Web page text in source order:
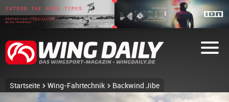
Startseite Wing-Fahrtechnik Backwind Jibe